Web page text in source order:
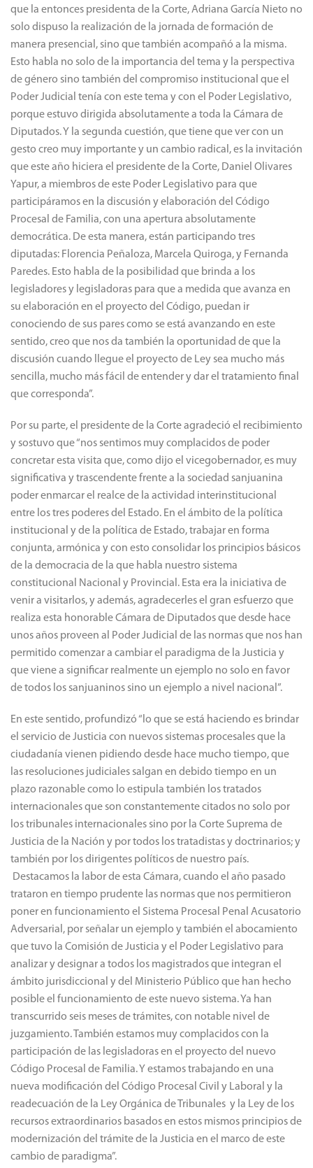
manera presencial, sino que también acompañó a la misma.
Esto habla no solo de la importancia del tema y la perspectiva
de género sino también del compromiso institucional que el
Poder Judicial tenía con este tema y con el Poder Legislativo,
porque estuvo dirigida absolutamente a toda la Cámara de
Diputados. Y la segunda cuestión, que tiene que ver con un
gesto creo muy importante y un cambio radical, es la invitación
que este año hiciera el presidente de la Corte, Daniel Olivares
Yapur, a miembros de este Poder Legislativo para que
participáramos en la discusión y elaboración del Código
Procesal de Familia, con una apertura absolutamente
democrática. De esta manera, están participando tres
diputadas: Florencia Peñaloza, Marcela Quiroga, y Fernanda
Paredes. Esto habla de la posibilidad que brinda a los
legisladores y legisladoras para que a medida que avanza en
su elaboración en el proyecto del Código, puedan ir
conociendo de sus pares como se está avanzando en este
sentido, creo que nos da también la oportunidad de que la
discusión cuando llegue el proyecto de Ley sea mucho más
sencilla, mucho más fácil de entender y dar el tratamiento final
que corresponda”.
Por su parte, el presidente de la Corte agradeció el recibimiento
concretar esta visita que, como dijo el vicegobernador, es muy
significativa y trascendente frente a la sociedad sanjuanina
poder enmarcar el realce de la actividad interinstitucional
entre los tres poderes del Estado. En el ámbito de la política
institucional y de la política de Estado, trabajar en forma
conjunta, armónica y con esto consolidar los principios básicos
de la democracia de la que habla nuestro sistema
constitucional Nacional y Provincial. Esta era la iniciativa de
venir a visitarlos, y además, agradecerles el gran esfuerzo que
realiza esta honorable Cámara de Diputados que desde hace
unos años proveen al Poder Judicial de las normas que nos han
permitido comenzar a cambiar el paradigma de la Justicia y
que viene a significar realmente un ejemplo no solo en favor
de todos los sanjuaninos sino un ejemplo a nivel nacional”.
En este sentido, profundizó “lo que se está haciendo es brindar
ciudadanía vienen pidiendo desde hace mucho tiempo, que
las resoluciones judiciales salgan en debido tiempo en un
plazo razonable como lo estipula también los tratados
internacionales que son constantemente citados no solo por
los tribunales internacionales sino por la Corte Suprema de
Justicia de la Nación y por todos los tratadistas y doctrinarios; y
también por los dirigentes políticos de nuestro país.
Destacamos la labor de esta Cámara, cuando el año pasado
trataron en tiempo prudente las normas que nos permitieron
poner en funcionamiento el Sistema Procesal Penal Acusatorio
Adversarial, por señalar un ejemplo y también el abocamiento
que tuvo la Comisión de Justicia y el Poder Legislativo para
analizar y designar a todos los magistrados que integran el
ámbito jurisdiccional y del Ministerio Público que han hecho
posible el funcionamiento de este nuevo sistema. Ya han
transcurrido seis meses de trámites, con notable nivel de
juzgamiento. También estamos muy complacidos con la
participación de las legisladoras en el proyecto del nuevo
Código Procesal de Familia. Y estamos trabajando en una
nueva modificación del Código Procesal Civil y Laboral y la
readecuación de la Ley Orgánica de Tribunales y la Ley de los
recursos extraordinarios basados en estos mismos principios de
modernización del trámite de la Justicia en el marco de este
cambio de paradigma”.
Por último, el vicegobernador expresó que “es muy importante